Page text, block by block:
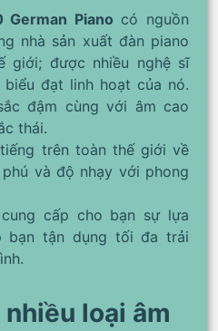
German Piano có nguồn
nhà sản xuất đàn piano
giới; được nhiều nghệ sĩ
đạt linh hoạt của nó.
đậm cùng với âm cao
thái.
trên toàn thế giới về
và độ nhạy với phong
cấp cho bạn sự lựa
bạn tận dụng tối đa trải
loại âm